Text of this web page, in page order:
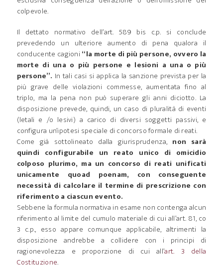
colpevole.
Il dettato normativo dell’art. 589 bis c.p. si conclude
prevedendo un ulteriore aumento di pena qualora il
conducente cagioni “la morte di più persone, ovvero la
morte di una o più persone e lesioni a una o più
persone”. In tali casi si applica la sanzione prevista per la
più grave delle violazioni commesse, aumentata fino al
triplo, ma la pena non può superare gli anni diciotto. La
disposizione prevede, quindi, un caso di pluralità di eventi
(letali e /o lesivi) a carico di diversi soggetti passivi, e
configura un’ipotesi speciale di concorso formale di reati.
Come già sottolineato dalla giurisprudenza, non sarà
quindi configurabile un reato unico di omicidio
colposo plurimo, ma un concorso di reati unificati
unicamente quoad poenam, con conseguente
necessità di calcolare il termine di prescrizione con
riferimento a ciascun evento.
Sebbene la formula normativa in esame non contenga alcun
riferimento al limite del cumulo materiale di cui all’art. 81, co
3 c.p., esso appare comunque applicabile, altrimenti la
disposizione andrebbe a collidere con i principi di
ragionevolezza e proporzione di cui all’art. 3 della
Costituzione.